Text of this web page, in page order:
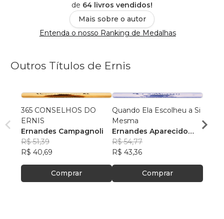
de 64 livros vendidos!
Mais sobre o autor
Entenda o nosso Ranking de Medalhas
Outros Títulos de Ernis
365 CONSELHOS DO
ERNIS
Ernandes Campagnoli
R$ 51,39
R$ 40,69
Comprar
Quando Ela Escolheu a Si
Mesma
Ernandes Aparecido
Campagnoli
R$ 54,77
R$ 43,36
Comprar
R$